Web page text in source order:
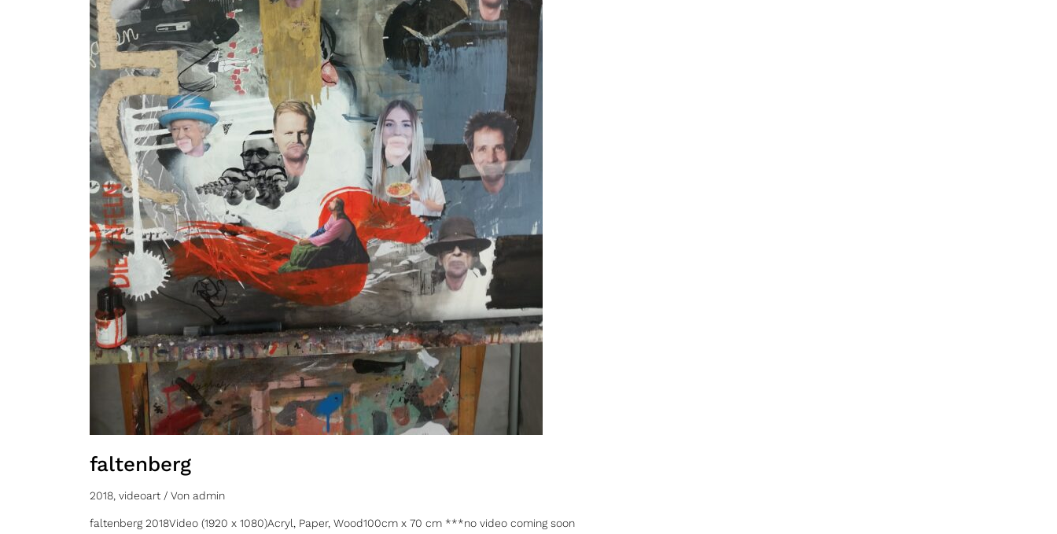
faltenberg
2018 videoart / Von admin
faltenberg 2018Video (1920 x 1080)Acryl, Paper, Wood100cm x 70 cm ***no video coming soon